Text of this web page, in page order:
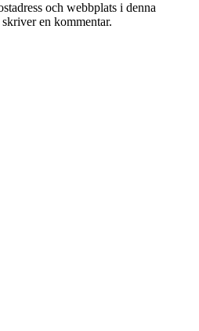
och webbplats i denna
en kommentar.